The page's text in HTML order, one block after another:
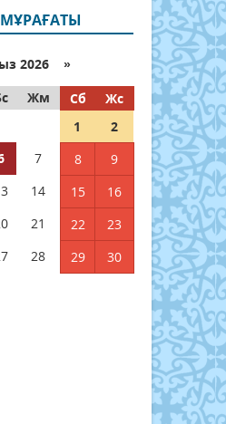
2026 »
Жм Сб
Жс
1
2
7 8
9
14 15
16
21 22
23
28 29
30